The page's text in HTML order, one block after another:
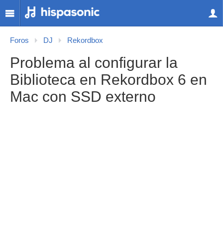
Foros DJ Rekordbox
Problema al configurar la
Biblioteca en Rekordbox 6 en
Mac con SSD externo